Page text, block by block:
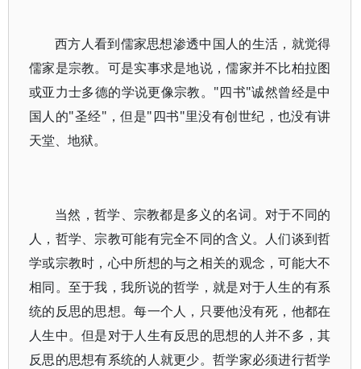
西方人看到儒家思想渗透中国人的生活，就觉得
儒家是宗教。可是实事求是地说，儒家并不比柏拉图
或亚力士多德的学说更像宗教。"四书"诚然曾经是中
国人的"圣经"，但是"四书"里没有创世纪，也没有讲
天堂、地狱。
当然，哲学、宗教都是多义的名词。对于不同的
人，哲学、宗教可能有完全不同的含义。人们谈到哲
学或宗教时，心中所想的与之相关的观念，可能大不
相同。至于我，我所说的哲学，就是对于人生的有系
统的反思的思想。每一个人，只要他没有死，他都在
人生中。但是对于人生有反思的思想的人并不多，其
反思的思想有系统的人就更少。哲学家必须进行哲学